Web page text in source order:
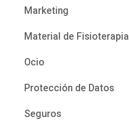
Marketing
Material de Fisioterapia
Ocio
Protección de Datos
Seguros